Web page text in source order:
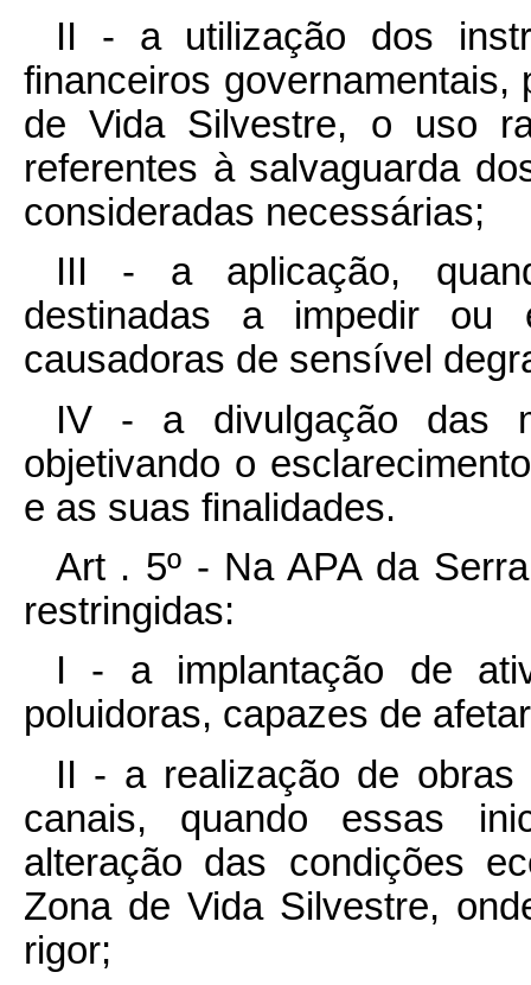
II - a utilização dos
financeiros
de Vida Silvestre, o uso
referentes à salvaguarda
consideradas necessárias;
III - a aplicação,
destinadas a impedir ou
causadoras de sensível
IV - a divulgação das
objetivando o
e as suas finalidades.
Art . 5º - Na APA da
restringidas:
I - a implantação de
poluidoras, capazes de
II - a realização de
canais, quando essas
alteração das condições
Zona de Vida Silvestre,
rigor;